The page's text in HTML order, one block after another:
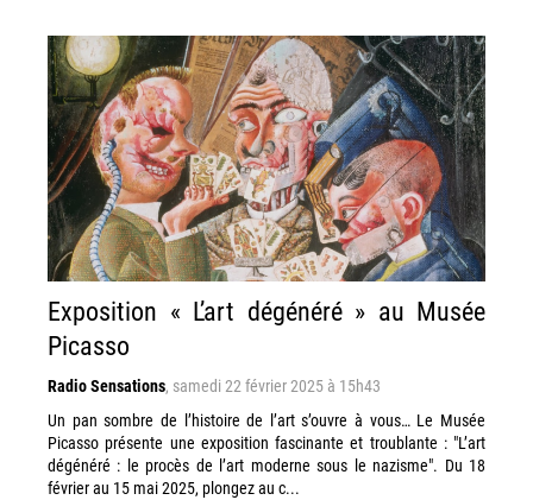
Exposition « L’art dégénéré » au Musée
Picasso
Radio Sensations, samedi 22 février 2025 à 15h43
Un pan sombre de l’histoire de l’art s’ouvre à vous… Le Musée
Picasso présente une exposition fascinante et troublante : "L’art
dégénéré : le procès de l’art moderne sous le nazisme". Du 18
février au 15 mai 2025, plongez au c...